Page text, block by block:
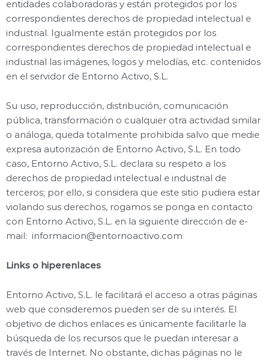
entidades colaboradoras y están protegidos por los
correspondientes derechos de propiedad intelectual e
industrial. Igualmente están protegidos por los
correspondientes derechos de propiedad intelectual e
industrial las imágenes, logos y melodías, etc. contenidos
en el servidor de Entorno Activo, S.L.
Su uso, reproducción, distribución, comunicación
pública, transformación o cualquier otra actividad similar
o análoga, queda totalmente prohibida salvo que medie
expresa autorización de Entorno Activo, S.L. En todo
caso, Entorno Activo, S.L. declara su respeto a los
derechos de propiedad intelectual e industrial de
terceros; por ello, si considera que este sitio pudiera estar
violando sus derechos, rogamos se ponga en contacto
con Entorno Activo, S.L. en la siguiente dirección de e-
mail: informacion@entornoactivo.com
Links o hiperenlaces
Entorno Activo, S.L. le facilitará el acceso a otras páginas
web que consideremos pueden ser de su interés. El
objetivo de dichos enlaces es únicamente facilitarle la
búsqueda de los recursos que le puedan interesar a
través de Internet. No obstante, dichas páginas no le